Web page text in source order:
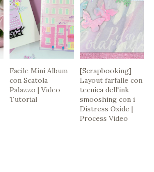
Facile Mini Album
con Scatola
Palazzo | Video
Tutorial
[Scrapbooking]
Layout farfalle con
tecnica dell'ink
smooshing con i
Distress Oxide |
Process Video